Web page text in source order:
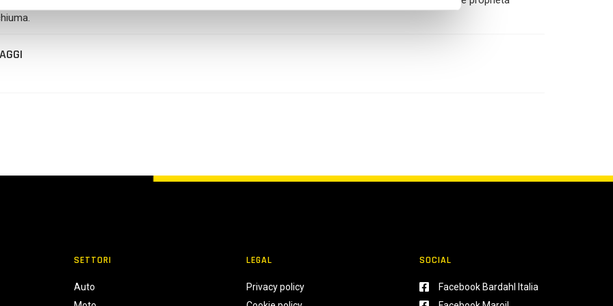
SETTORI
Auto
LEGAL
Privacy policy
SOCIAL
Facebook Bardahl Italia